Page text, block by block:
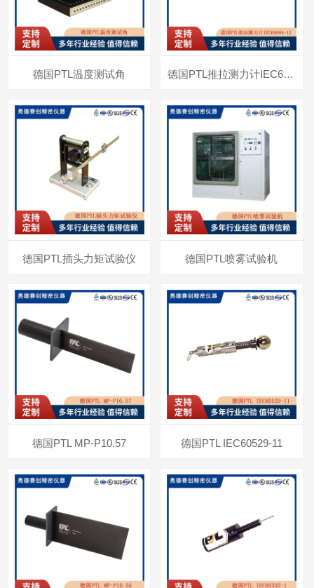
德国PTL温度测试角 德国PTL推拉测力计IEC60884-12
德国PTL插头力矩试验仪 德国PTL喷雾试验机
德国PTL MP-P10.57 德国PTL IEC60529-11